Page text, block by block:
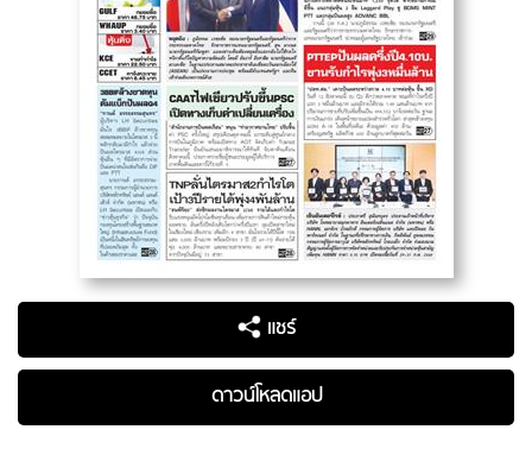
แชร์
ดาวน์โหลดแอป